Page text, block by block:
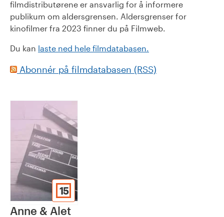
filmdistributørene er ansvarlig for å informere
publikum om aldersgrensen. Aldersgrenser for
kinofilmer fra 2023 finner du på Filmweb.
Du kan laste ned hele filmdatabasen.
Abonnér på filmdatabasen (RSS)
15
Anne & Alet